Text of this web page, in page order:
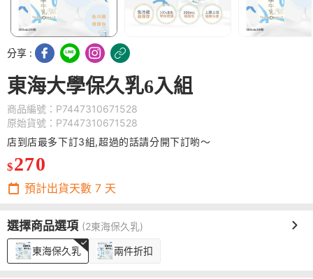
分享 :
東海大學保久乳6入組
商品編號：P7447310671528
原始貨號：P7447310671528
店到店最多下訂3組,超過的話請分開下訂喲～
$270
預計出貨天數 7 天
選擇商品選項 (2東海保久乳)
東海保久乳 兩件折扣